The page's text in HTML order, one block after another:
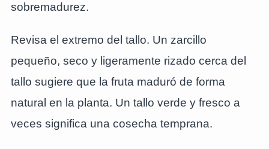
sobremadurez.
Revisa el extremo del tallo. Un zarcillo
pequeño, seco y ligeramente rizado cerca del
tallo sugiere que la fruta maduró de forma
natural en la planta. Un tallo verde y fresco a
veces significa una cosecha temprana.